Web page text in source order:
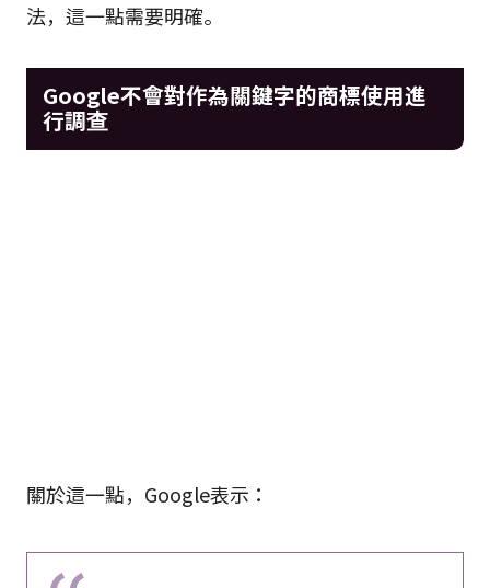
法，這一點需要明確。
Google不會對作為關鍵字的商標使用進
行調查
關於這一點，Google表示：